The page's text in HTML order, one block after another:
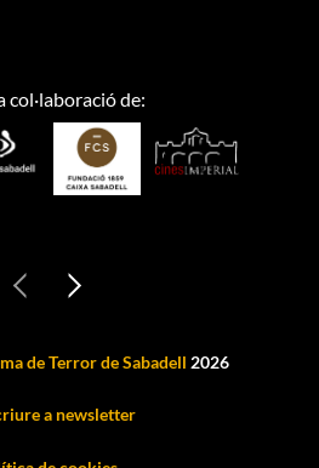
col·laboració de:
de Terror de Sabadell 2026
a newsletter